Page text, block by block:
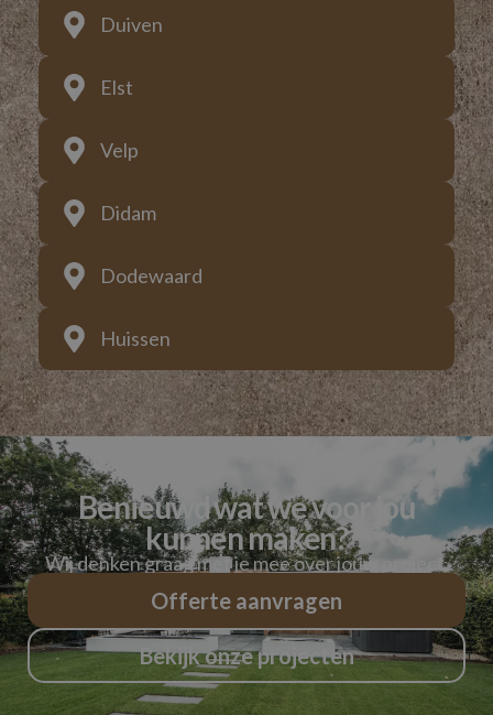
Duiven
Elst
Velp
Didam
Dodewaard
Huissen
Benieuwd wat we voor jou
kunnen maken?
Wij denken graag met je mee over jouw project.
Offerte aanvragen
Bekijk onze projecten